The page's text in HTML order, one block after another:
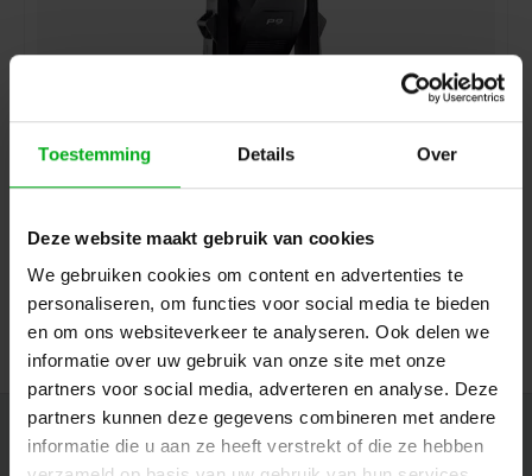
Toestemming Details Over
Deze website maakt gebruik van cookies
We gebruiken cookies om content en advertenties te
personaliseren, om functies voor social media te bieden
en om ons websiteverkeer te analyseren. Ook delen we
informatie over uw gebruik van onze site met onze
partners voor social media, adverteren en analyse. Deze
partners kunnen deze gegevens combineren met andere
informatie die u aan ze heeft verstrekt of die ze hebben
JB-Lighting* |VSP901
Login voor prijzen
Nieuwsbrief